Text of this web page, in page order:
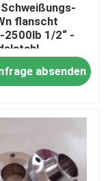
flanscht
2500lb 1/2“ -
absenden